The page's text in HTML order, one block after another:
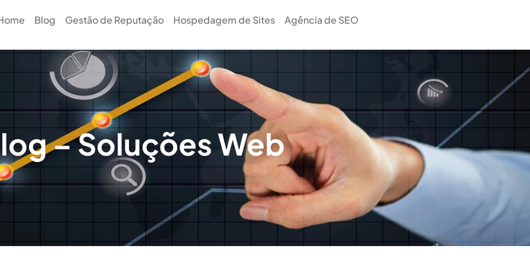
Blog Gestão de Reputação Hospedagem de Sites Agência de SEO
– Soluções Web